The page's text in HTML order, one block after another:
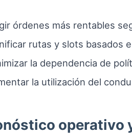
órdenes más rentables
rutas y slots basados
la dependencia de
la utilización del
operativo